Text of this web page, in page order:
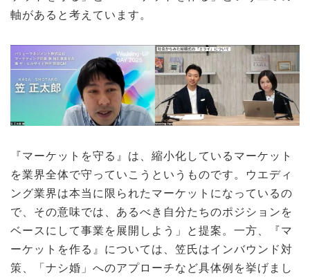
軸があると考えています。
『マーケットを守る』は、縮小化しているマーケット
を業界全体で守っていこうというものです。ウエディ
ング業界は本当に限られたマーケットになっているの
で、その意味では、あるべき自分たちのポジションを
ベースにして事業を展開しよう」と提案。一方、『マ
ーケットを作る』については、笠氏はインバウンド対
策、「ナシ婚」へのアプローチなど具体例を挙げまし